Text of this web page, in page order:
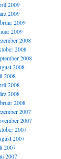
2009
2009
2009
2009
2008
2008
2008
2008
2008
2008
2008
2008
2007
2007
2007
2007
2007
2007